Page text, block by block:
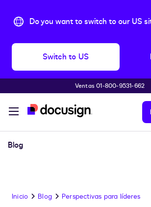
Do you want to switch to our US
Switch to US
Accede al contenido principalVentas 01-800-9531-662
Blog
Inicio Blog Perspectivas para líderes